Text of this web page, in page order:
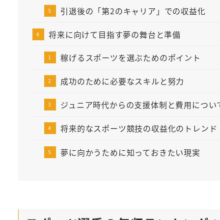
引退後の「第2のキャリア」での収益化
将来に向けて目指す夢の舞台と準備
稼げるスポーツを選ぶためのポイント
成功のために必要なスキルと努力
ジュニア時代からの支援体制と費用につい
将来的なスポーツ競技の収益化のトレンド
夢に向かうために知っておきたい現実